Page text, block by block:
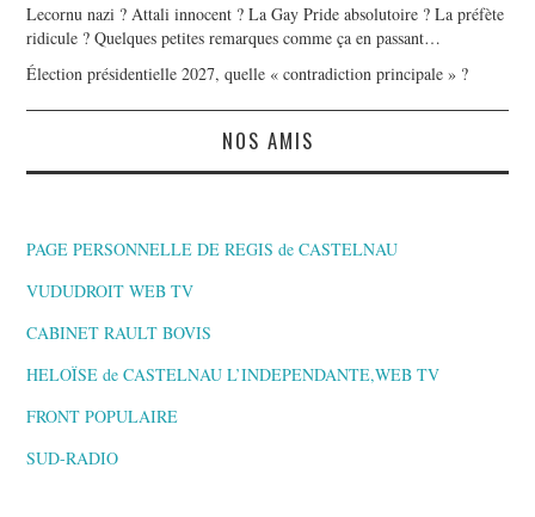
Lecornu nazi ? Attali innocent ? La Gay Pride absolutoire ? La préfète
ridicule ? Quelques petites remarques comme ça en passant…
Élection présidentielle 2027, quelle « contradiction principale » ?
NOS AMIS
PAGE PERSONNELLE DE REGIS de CASTELNAU
VUDUDROIT WEB TV
CABINET RAULT BOVIS
HELOÏSE de CASTELNAU L’INDEPENDANTE,WEB TV
FRONT POPULAIRE
SUD-RADIO